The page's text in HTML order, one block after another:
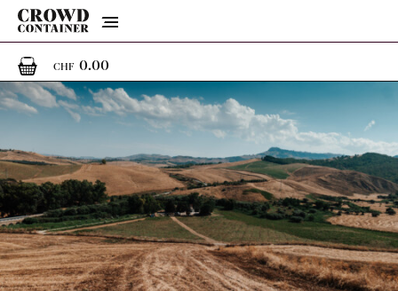
Menu
CHF 0.000 Artikel im Warenkorb